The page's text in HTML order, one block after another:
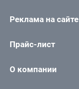
Реклама на сайте
Прайс-лист
О компании